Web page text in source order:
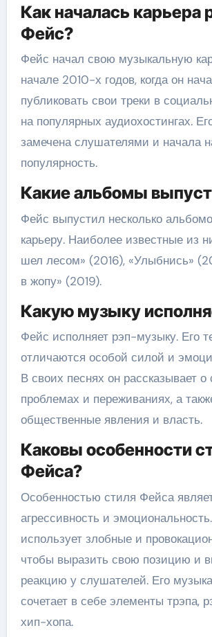
Как началась карьера
Фейс?
Фейс начал свою музыкальную
начале 2010-х годов, когда он
публиковать свои треки в
на популярных аудиохостингах.
замечена слушателями и начала
популярность.
Какие альбомы
Фейс выпустил несколько
карьеру. Наиболее известные из
шел лесом» (2016), «Улыбнись»
в жопу» (2019).
Какую музыку
Фейс исполняет рэп-музыку. Его
отличаются особой силой и
В своих песнях он рассказывает о
проблемах и переживаниях, а
общественные явления и власть.
Каковы особенности
Фейса?
Особенностью стиля Фейса
агрессивность и
использует злобные и
чтобы выразить свою позицию и
реакцию у слушателей. Его
сочетает в себе элементы трэпа,
хип-хопа.